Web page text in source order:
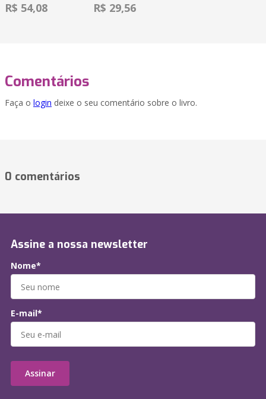
R$ 54,08 R$ 29,56
Comentários
Faça o login deixe o seu comentário sobre o livro.
0 comentários
Assine a nossa newsletter
Nome*
E-mail*
Assinar